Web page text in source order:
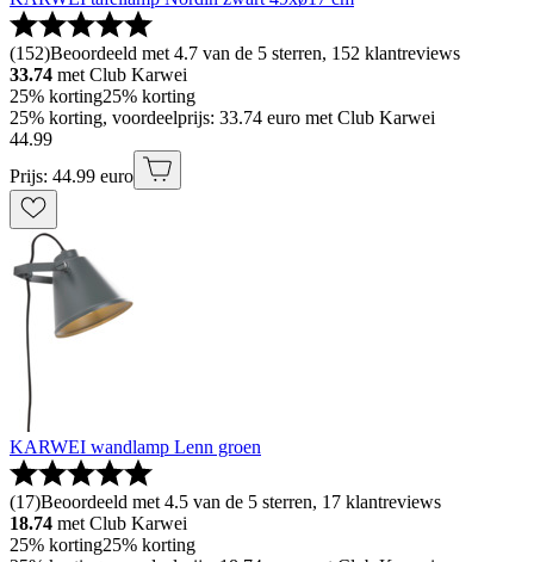
(152)Beoordeeld met 4.7 van de 5 sterren, 152 klantreviews
33.74 met Club Karwei
25% korting25% korting
25% korting, voordeelprijs: 33.74 euro met Club Karwei
44.99
Prijs: 44.99 euro
KARWEI wandlamp Lenn groen
(17)Beoordeeld met 4.5 van de 5 sterren, 17 klantreviews
18.74 met Club Karwei
25% korting25% korting